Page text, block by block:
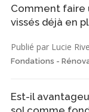
Comment faire
vissés déjà en
Publié par Lucie
Fondations -
Est-il